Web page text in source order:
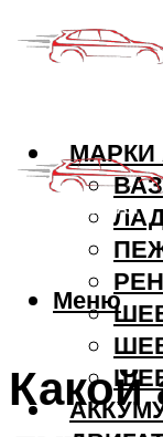
МАРКИ
ВАЗ
Меню
Какой